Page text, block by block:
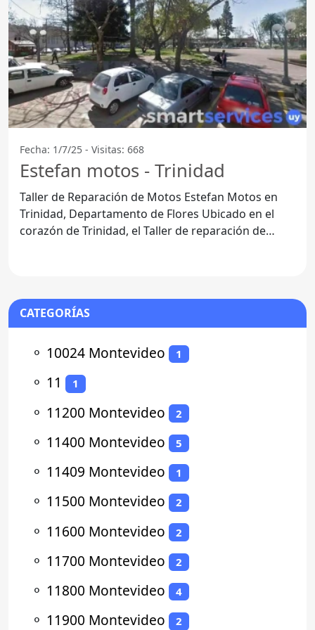
Fecha: 1/7/25 - Visitas: 668
Estefan motos - Trinidad
Taller de Reparación de Motos Estefan Motos en
Trinidad, Departamento de Flores Ubicado en el
corazón de Trinidad, el Taller de reparación de
CATEGORÍAS
⚬ 10024 Montevideo 1
⚬ 11 1
⚬ 11200 Montevideo 2
⚬ 11400 Montevideo 5
⚬ 11409 Montevideo 1
⚬ 11500 Montevideo 2
⚬ 11600 Montevideo 2
⚬ 11700 Montevideo 2
⚬ 11800 Montevideo 4
⚬ 11900 Montevideo 2